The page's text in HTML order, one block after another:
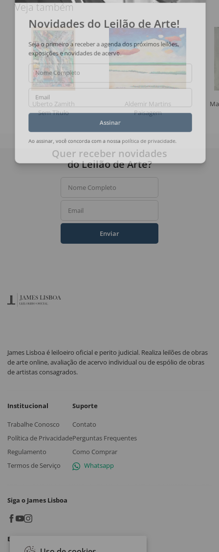
Veja também
Uberto Zamith
Sem Título
Aldemir Martins
Paisagem
Novidades do Leilão de Arte!
Seja o primeiro a receber a agenda dos próximos leilões,
exposições e novidades de acervo.
Nome Completo
Email
Ao assinar, você concorda com a nossa política de privacidade
Quer receber novidades
do Leilão de Arte?
Nome Completo
Email
Enviar
James Lisboa é leiloeiro oficial e perito judicial. Realiza leilões de obras
de arte online, avaliação de acervo individual ou de espólio de obras
de artistas consagrados.
Institucional
Trabalhe Conosco
Política de Privacidade
Regulamento
Termos de Serviço
Suporte
Contato
Perguntas Frequentes
Como Comprar
Whatsapp
Siga o James Lisboa
Baixe o App